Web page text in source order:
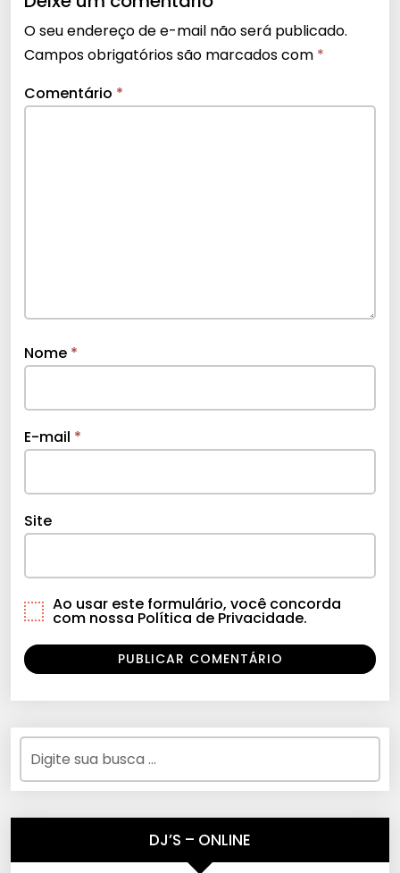
O seu endereço de e-mail não será publicado.
Campos obrigatórios são marcados com *
Comentário *
Nome *
E-mail *
Site
Ao usar este formulário, você concorda
com nossa Política de Privacidade.
DJ’S – ONLINE